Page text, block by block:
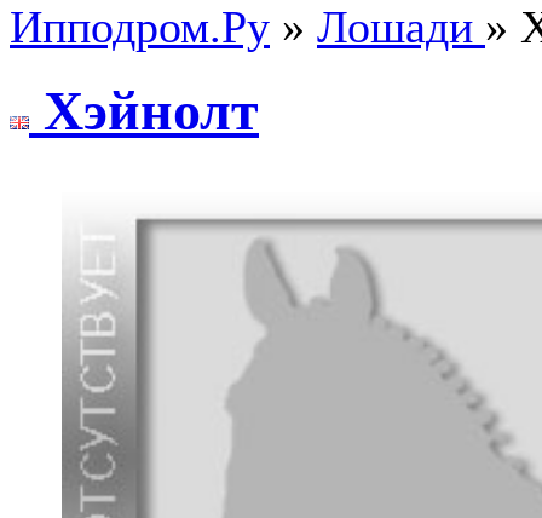
Ипподром.Ру » Лошади »
Xэйнолт